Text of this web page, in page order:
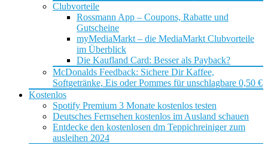
Clubvorteile
Rossmann App – Coupons, Rabatte und
Gutscheine
myMediaMarkt – die MediaMarkt Clubvorteile
im Überblick
Die Kaufland Card: Besser als Payback?
McDonalds Feedback: Sichere Dir Kaffee,
Softgetränke, Eis oder Pommes für unschlagbare 0,50 €
Kostenlos
Spotify Premium 3 Monate kostenlos testen
Deutsches Fernsehen kostenlos im Ausland schauen
Entdecke den kostenlosen dm Teppichreiniger zum
ausleihen 2024